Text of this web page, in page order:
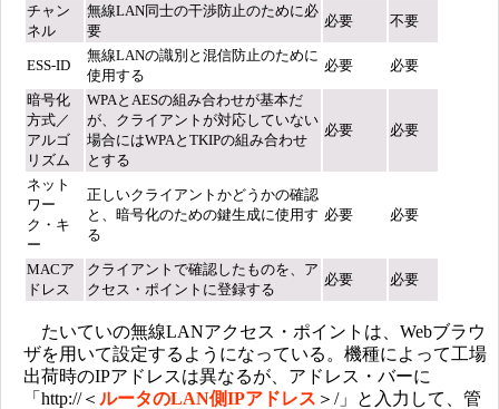
チャン
ネル
無線LAN同士の干渉防止のために必
要
必要 不要
ESS-ID
無線LANの識別と混信防止のために
使用する
必要 必要
暗号化
方式／
アルゴ
リズム
WPAとAESの組み合わせが基本だ
が、クライアントが対応していない
場合にはWPAとTKIPの組み合わせ
とする
必要 必要
ネット
ワー
ク・キ
ー
正しいクライアントかどうかの確認
と、暗号化のための鍵生成に使用す
る
必要 必要
MACア
ドレス
クライアントで確認したものを、ア
クセス・ポイントに登録する
必要 必要
たいていの無線LANアクセス・ポイントは、Webブラウ
ザを用いて設定するようになっている。機種によって工場
出荷時のIPアドレスは異なるが、アドレス・バーに
「http://＜ ルータのLAN側IPアドレス ＞/」と入力して、管